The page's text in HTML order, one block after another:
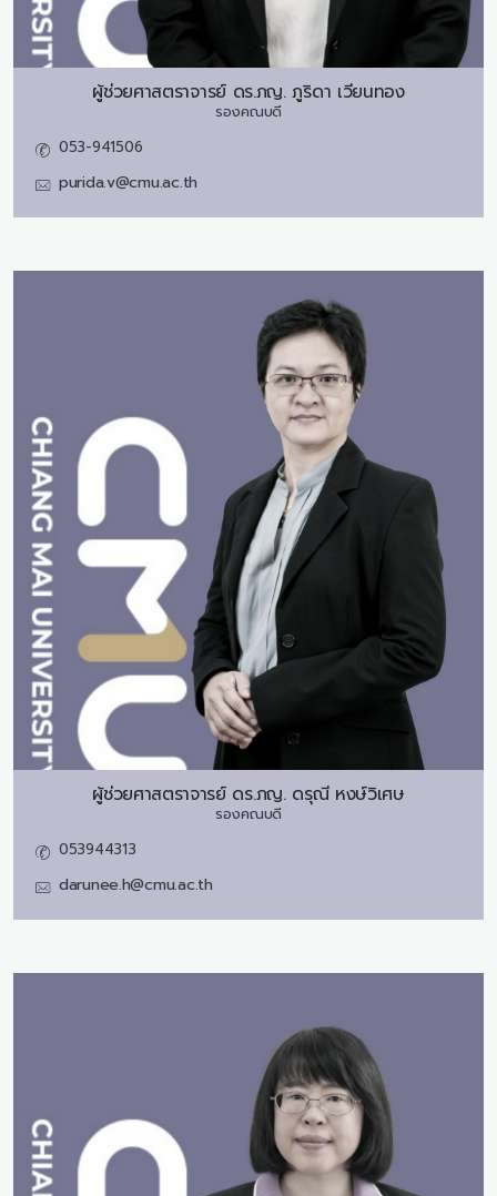
ผู้ช่วยศาสตราจารย์ ดร.ภญ. ภูริดา เวียนทอง
รองคณบดี
053-941506
purida.v@cmu.ac.th
ผู้ช่วยศาสตราจารย์ ดร.ภญ. ดรุณี หงษ์วิเศษ
รองคณบดี
053944313
darunee.h@cmu.ac.th